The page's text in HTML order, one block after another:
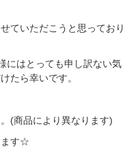
ていただこうと思っており
にはとっても申し訳ない気
たら幸いです。
(商品により異なります)
ます☆